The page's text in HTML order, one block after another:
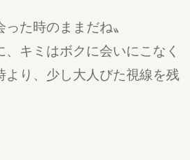
った時のままだね〟
キミはボクに会いにこなく
より、少し大人びた視線を残